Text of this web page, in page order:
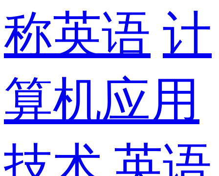
称英语 计
算机应用